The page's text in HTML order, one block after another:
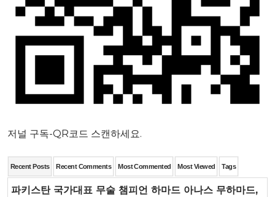
저널 구독-QR코드 스캔하세요.
Recent Posts Recent Comments Most Commented Most Viewed Tags
파키스탄 국가대표 무술 챔피언 하마드 아나스 무하마드,